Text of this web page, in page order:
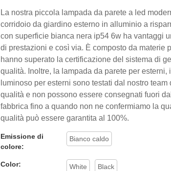
La nostra piccola lampada da parete a led
corridoio da giardino esterno in alluminio a
con superficie bianca nera ip54 6w ha vantaggi
di prestazioni e così via. È composto da materie
hanno superato la certificazione del sistema di
qualità. Inoltre, la lampada da parete per esterni,
luminoso per esterni sono testati dal nostro team
qualità e non possono essere consegnati fuori
fabbrica fino a quando non ne confermiamo la
qualità può essere garantita al 100%.
Emissione di
colore:
Bianco caldo
Color: White Black